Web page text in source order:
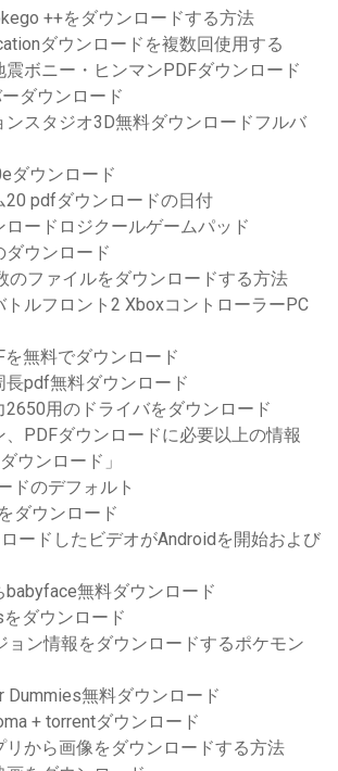
++をダウンロードする方法
ダウンロードを複数回使用する
震ボニー・ヒンマンPDFダウンロード
ダウンロード
ンスタジオ3D無料ダウンロードフルバ
ダウンロード
20 pdfダウンロードの日付
ロードロジクールゲームパッド
ウンロード
のファイルをダウンロードする方法
トルフロント2 XboxコントローラーPC
無料でダウンロード
pdf無料ダウンロード
2650用のドライバをダウンロード
、PDFダウンロードに必要以上の情報
ウンロード」
ドのデフォルト
ダウンロード
ードしたビデオがAndroidを開始および
babyface無料ダウンロード
ダウンロード
ョン情報をダウンロードするポケモン
Dummies無料ダウンロード
+ torrentダウンロード
リから画像をダウンロードする方法